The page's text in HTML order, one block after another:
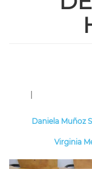
|
Daniela Muñoz
Virginia